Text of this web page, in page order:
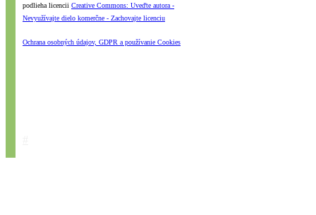
podlieha licencii Creative Commons: Uveďte autora -
Nevyužívajte dielo komerčne - Zachovajte licenciu
Ochrana osobných údajov, GDPR a používanie Cookies